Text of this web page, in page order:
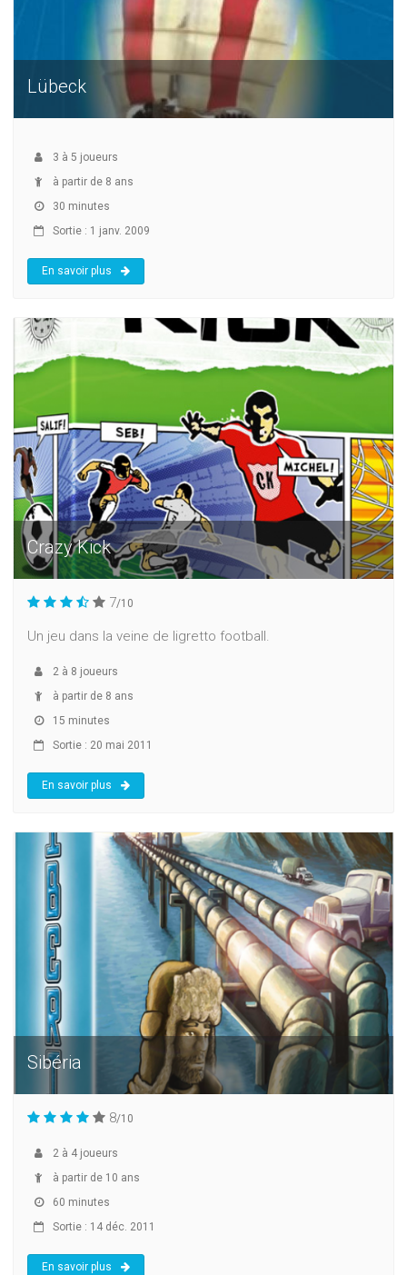
Lübeck
3 à 5 joueurs
à partir de 8 ans
30 minutes
Sortie : 1 janv. 2009
En savoir plus
Crazy Kick
7/10
Un jeu dans la veine de ligretto football.
2 à 8 joueurs
à partir de 8 ans
15 minutes
Sortie : 20 mai 2011
En savoir plus
Sibéria
8/10
2 à 4 joueurs
à partir de 10 ans
60 minutes
Sortie : 14 déc. 2011
En savoir plus